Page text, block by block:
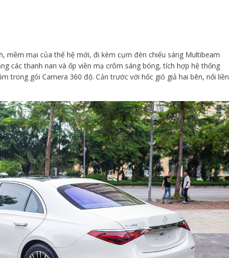
mềm mại của thế hệ mới, đi kèm cụm đèn chiếu sáng Multibeam
các thanh nan và ốp viền mạ crôm sáng bóng, tích hợp hệ thống
trong gói Camera 360 độ. Cản trước với hốc gió giả hai bên, nối liền